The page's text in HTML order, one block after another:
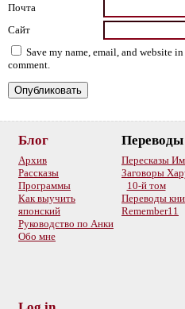
Почта
Сайт
Save my name, email, and website
comment.
Блог
Архив
Рассказы
Программы
Как выучить
японский
Руководство по Анки
Обо мне
Переводы
Пересказы
Заговоры
10-й том
Переводы
Remember11